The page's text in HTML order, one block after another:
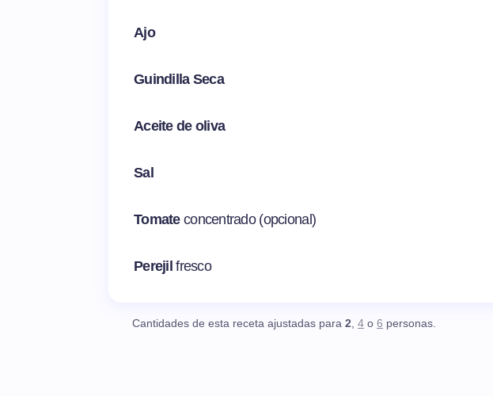
Ajo
Guindilla Seca
Aceite de oliva
Sal
Tomate concentrado (opcional)
Perejilfresco
Cantidades de esta receta ajustadas para 2, 4 o 6 personas.